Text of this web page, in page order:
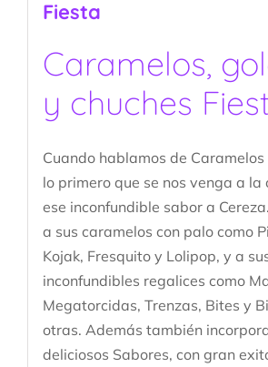
Fiesta
Caramelos,
y chuches
Cuando hablamos de
lo primero que se nos venga a la
ese inconfundible sabor a
a sus caramelos con palo como
Kojak, Fresquito y Lolipop, y a
inconfundibles regalices como
Megatorcidas, Trenzas, Bites y
otras. Además también
deliciosos Sabores, con gran